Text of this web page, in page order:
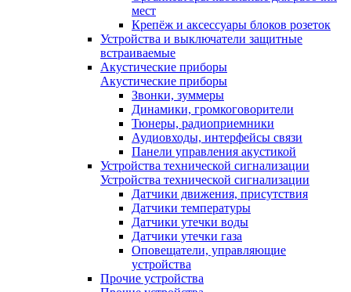
мест
Крепёж и аксессуары блоков розеток
Устройства и выключатели защитные
встраиваемые
Акустические приборы
Акустические приборы
Звонки, зуммеры
Динамики, громкоговорители
Тюнеры, радиоприемники
Аудиовходы, интерфейсы связи
Панели управления акустикой
Устройства технической сигнализации
Устройства технической сигнализации
Датчики движения, присутствия
Датчики температуры
Датчики утечки воды
Датчики утечки газа
Оповещатели, управляющие
устройства
Прочие устройства